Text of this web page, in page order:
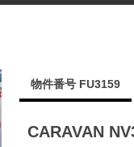
物件番号 FU3159
CARAVAN